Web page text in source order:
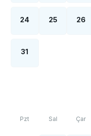
24 25 26
31
Pzt Sal Çar